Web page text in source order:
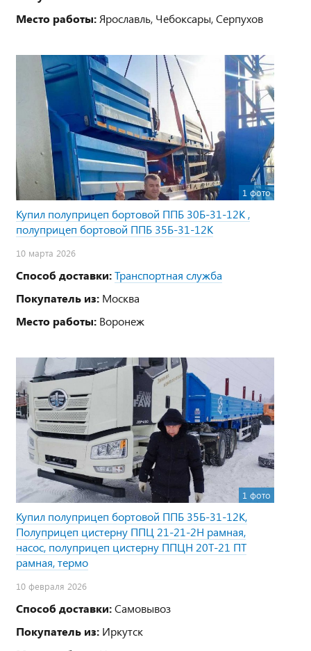
Место работы:Ярославль, Чебоксары, Серпухов
1 фото
Купил полуприцеп бортовой ППБ 30Б-31-12К ,
полуприцеп бортовой ППБ 35Б-31-12К
10 марта 2026
Способ доставки:Транспортная служба
Покупатель из: Москва
Место работы: Воронеж
1 фото
Купил полуприцеп бортовой ППБ 35Б-31-12К,
Полуприцеп цистерну ППЦ 21-21-2Н рамная,
насос, полуприцеп цистерну ППЦН 20Т-21 ПТ
рамная, термо
10 февраля 2026
Способ доставки:Самовывоз
Покупатель из: Иркутск